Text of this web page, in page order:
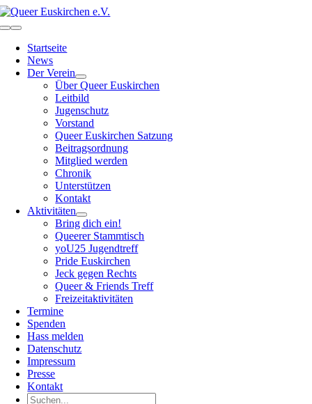
Zum
Inhalt
Toggle
NavigationStartseite
News
Der Verein
Über Queer Euskirchen
Leitbild
Jugenschutz
Vorstand
Queer Euskirchen Satzung
Beitragsordnung
Mitglied werden
Chronik
Unterstützen
Kontakt
Aktivitäten
Bring dich ein!
Queerer Stammtisch
yoU25 Jugendtreff
Pride Euskirchen
Jeck gegen Rechts
Queer & Friends Treff
Freizeitaktivitäten
Termine
Spenden
Hass melden
Datenschutz
Impressum
Presse
Kontakt
Suche